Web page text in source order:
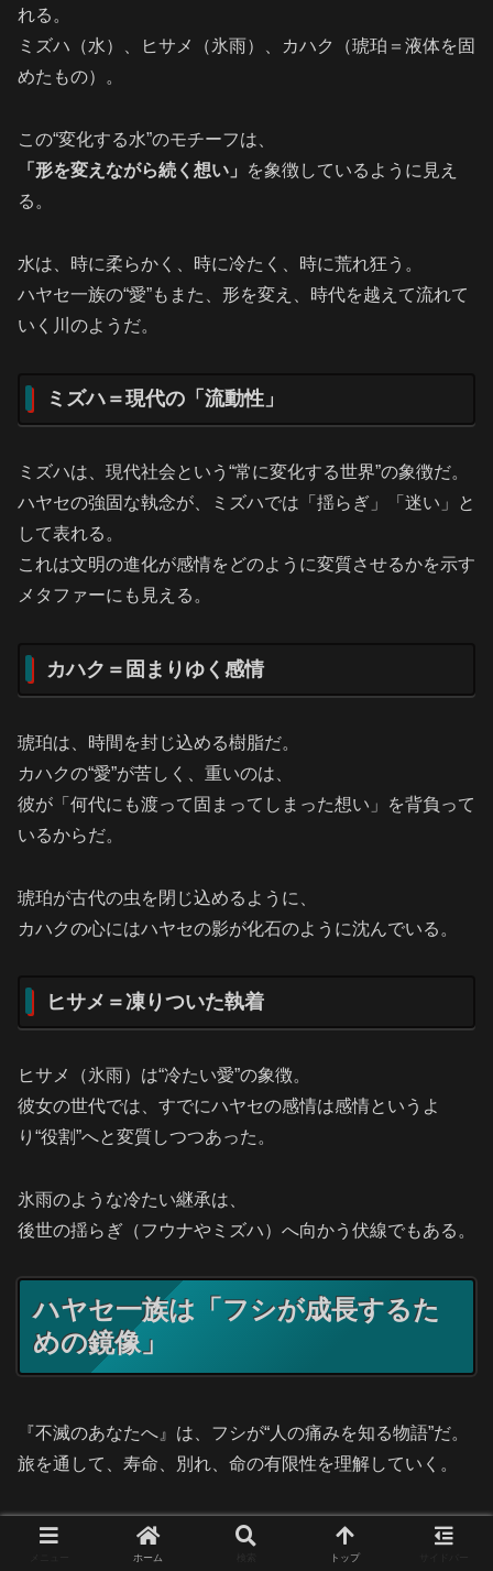
れる。
ミズハ（水）、ヒサメ（氷雨）、カハク（琥珀＝液体を固
めたもの）。
この“変化する水”のモチーフは、
「形を変えながら続く想い」
を象徴しているように見え
る。
水は、時に柔らかく、時に冷たく、時に荒れ狂う。
ハヤセ一族の“愛”もまた、形を変え、時代を越えて流れて
いく川のようだ。
ミズハ＝現代の「流動性」
ミズハは、現代社会という“常に変化する世界”の象徴だ。
ハヤセの強固な執念が、ミズハでは「揺らぎ」「迷い」と
して表れる。
これは文明の進化が感情をどのように変質させるかを示す
メタファーにも見える。
カハク＝固まりゆく感情
琥珀は、時間を封じ込める樹脂だ。
カハクの“愛”が苦しく、重いのは、
彼が「何代にも渡って固まってしまった想い」を背負って
いるからだ。
琥珀が古代の虫を閉じ込めるように、
カハクの心にはハヤセの影が化石のように沈んでいる。
ヒサメ＝凍りついた執着
ヒサメ（氷雨）は“冷たい愛”の象徴。
彼女の世代では、すでにハヤセの感情は感情というよ
り“役割”へと変質しつつあった。
氷雨のような冷たい継承は、
後世の揺らぎ（フウナやミズハ）へ向かう伏線でもある。
ハヤセ一族は「フシが成長するた
めの鏡像」
『不滅のあなたへ』は、フシが“人の痛みを知る物語”だ。
旅を通して、寿命、別れ、命の有限性を理解していく。
しかし、ハヤセ一族だけは異質だ。
なぜなら、彼らは“死んでも終わらない”からだ。
ホーム トップ